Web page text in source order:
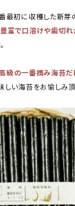
最初に収穫した新芽
富で口溶けや歯切
級の一番摘み海苔だ
い海苔をお愉しみ頂